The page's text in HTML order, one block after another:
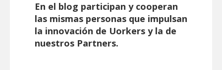
En el blog participan y cooperan
las mismas personas que impulsan
la innovación de Uorkers y la de
nuestros Partners.